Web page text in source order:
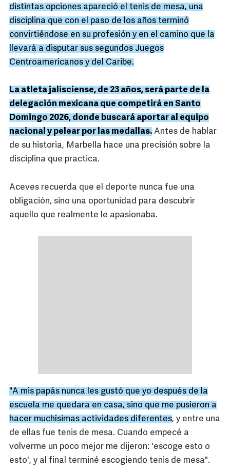
distintas opciones apareció el tenis de mesa, una
disciplina que con el paso de los años terminó
convirtiéndose en su profesión y en el camino que la
llevará a disputar sus segundos Juegos
Centroamericanos y del Caribe.
La atleta jalisciense, de 23 años, será parte de la
delegación mexicana que competirá en Santo
Domingo 2026, donde buscará aportar al equipo
nacional y pelear por las medallas. Antes de hablar
de su historia, Marbella hace una precisión sobre la
disciplina que practica.
Aceves recuerda que el deporte nunca fue una
obligación, sino una oportunidad para descubrir
aquello que realmente le apasionaba.
"A mis papás nunca les gustó que yo después de la
escuela me quedara en casa, sino que me pusieron a
hacer muchísimas actividades diferentes, y entre una
de ellas fue tenis de mesa. Cuando empecé a
volverme un poco mejor me dijeron: 'escoge esto o
esto', y al final terminé escogiendo tenis de mesa".